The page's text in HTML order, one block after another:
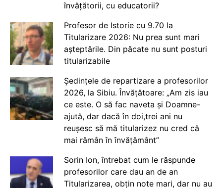
învățătorii, cu educatorii?
Profesor de Istorie cu 9.70 la
Titularizare 2026: Nu prea sunt mari
așteptările. Din păcate nu sunt posturi
titularizabile
Ședințele de repartizare a profesorilor
2026, la Sibiu. Învățătoare: „Am zis iau
ce este. O să fac naveta și Doamne-
ajută, dar dacă în doi,trei ani nu
reușesc să mă titularizez nu cred că
mai rămân în învățământ”
Sorin Ion, întrebat cum le răspunde
profesorilor care dau an de an
Titularizarea, obțin note mari, dar nu au